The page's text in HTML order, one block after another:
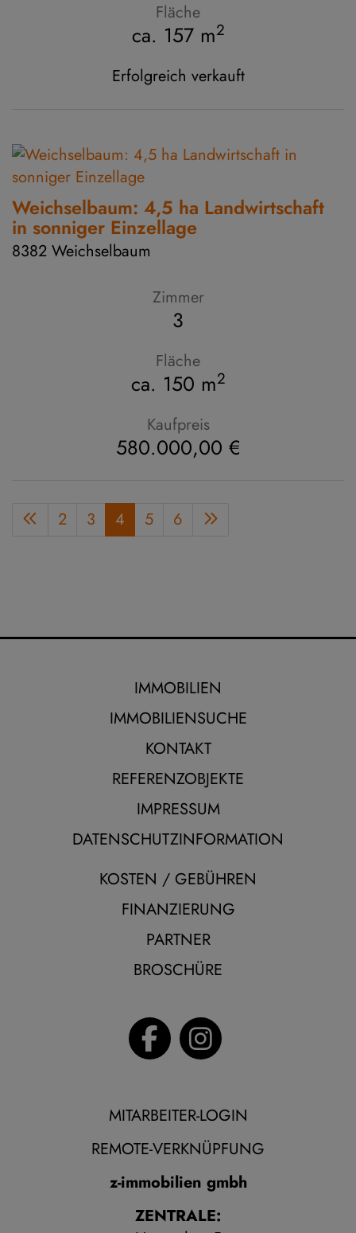
Fläche
ca. 157 m2
Erfolgreich verkauft
Weichselbaum: 4,5 ha Landwirtschaft
in sonniger Einzellage
8382 Weichselbaum
Zimmer
3
Fläche
ca. 150 m2
Kaufpreis
580.000,00 €
2 3 4 5 6
IMMOBILIEN
IMMOBILIENSUCHE
KONTAKT
REFERENZOBJEKTE
IMPRESSUM
DATENSCHUTZINFORMATION
KOSTEN / GEBÜHREN
FINANZIERUNG
PARTNER
BROSCHÜRE
MITARBEITER-LOGIN
REMOTE-VERKNÜPFUNG
z-immobilien gmbh
ZENTRALE: